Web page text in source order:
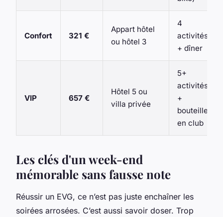
Confort 321 €
Appart hôtel
ou hôtel 3
4
activités
+ dîner
VIP 657 €
Hôtel 5 ou
villa privée
5+
activités
+
bouteille
en club
Les clés d'un week-end
mémorable sans fausse note
Réussir un EVG, ce n’est pas juste enchaîner les
soirées arrosées. C’est aussi savoir doser. Trop